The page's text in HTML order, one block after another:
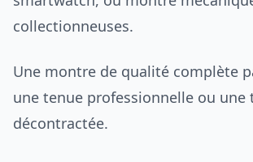
collectionneuses.
Une montre de qualité complète
une tenue professionnelle ou une
décontractée.